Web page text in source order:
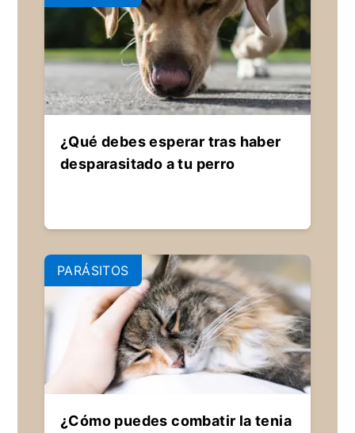
¿Qué debes esperar tras haber
desparasitado a tu perro
PARÁSITOS
¿Cómo puedes combatir la tenia